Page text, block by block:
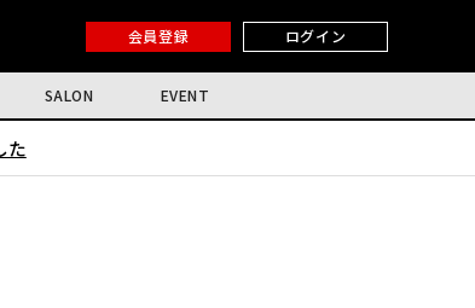
会員登録 ログイン
SALON EVENT
た